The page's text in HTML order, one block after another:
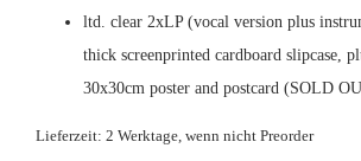
ltd. clear 2xLP (vocal version plus
thick screenprinted cardboard slipcase,
30x30cm poster and postcard (SOLD
Lieferzeit: 2 Werktage, wenn nicht Preorder